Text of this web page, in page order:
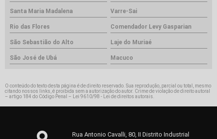
Santa Maria Madalena Varre-Sai
Rio das Flores Comendador Levy Gasparian
São Sebastião do Alto Laje do Muriaé
São José de Ubá Macuco
O conteúdo do texto desta página é de direito reservado. Sua reprodução, parcial ou total, mesmo
citando nossos links, é proibida sem a autorização do autor. Crime de violação de direito autoral
– artigo 184 do Código Penal –
Lei 9610/98 - Lei de direitos autorais
Rua Antonio Cavalli, 80, II Distrito Industrial